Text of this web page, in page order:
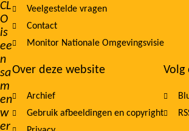
CL
O
is
ee
n
sa
m
en
w
er
Veelgestelde vragen
Contact
Monitor Nationale Omgevingsvisie
Over deze website
Archief
Gebruik afbeeldingen en copyright
Volg